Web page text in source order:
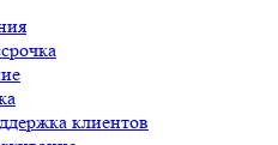
клиентов